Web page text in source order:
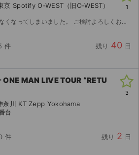
Spotify O-WEST（旧O-WEST）
。 【お渡し方法】 電子チケット（チケットぴあ）にて分配いたします。 分配可能になり次第、取引連絡にてURLをお送り...
件 残り 40 日
1
ONE MAN LIVE TOUR “RETU
川 KT Zepp Yokohama
台
件 残り 2 日
3